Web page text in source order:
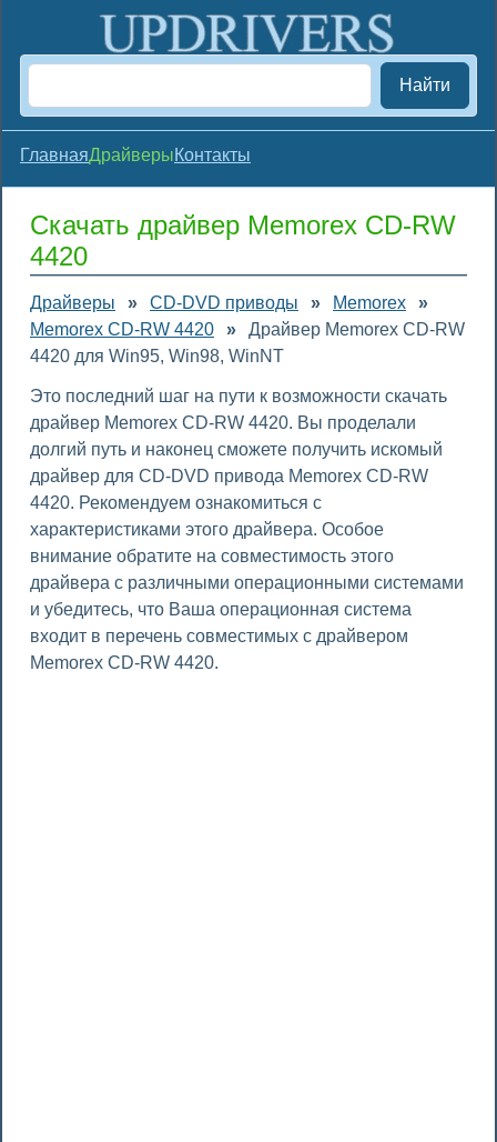
Найти
ГлавнаяДрайверыКонтакты
Скачать драйвер Memorex CD-RW
4420
Драйверы » CD-DVD приводы » Memorex
»
Memorex CD-RW 4420
»
Драйвер Memorex CD-RW
4420 для Win95, Win98, WinNT
Это последний шаг на пути к возможности скачать
драйвер Memorex CD-RW 4420. Вы проделали
долгий путь и наконец сможете получить искомый
драйвер для CD-DVD привода Memorex CD-RW
4420. Рекомендуем ознакомиться с
характеристиками этого драйвера. Особое
внимание обратите на совместимость этого
драйвера с различными операционными системами
и убедитесь, что Ваша операционная система
входит в перечень совместимых с драйвером
Memorex CD-RW 4420.